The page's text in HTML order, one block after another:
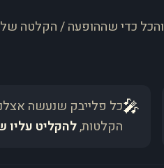
והכל כדי שההופעה / הקלטה
🎤כל פלייבק שנעשה
הקלטות,להקליט עליו